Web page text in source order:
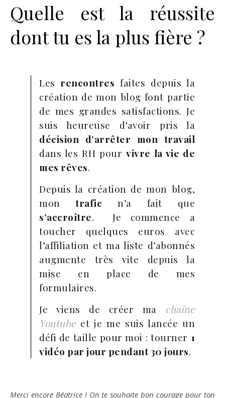
Quelle est la réussite
dont tu es la plus fière ?
Les rencontres faites depuis la
création de mon blog font partie
de mes grandes satisfactions. Je
suis heureuse d’avoir pris la
décision d’arrêter mon travail
dans les RH pourvivre la vie de
mes rêves.
Depuis la création de mon blog,
montrafic n’a fait que
s’accroître. Je commence a
toucher quelques euros avec
l’affiliation et ma liste d’abonnés
augmente très vite depuis la
mise en place de mes
formulaires.
Je viens de créer ma chaîne
Youtubeet je me suis lancée un
défi de taille pour moi : tourner 1
vidéo par jour pendant 30 jours.
Merci encore Béatrice ! On te souhaite bon courage pour ton